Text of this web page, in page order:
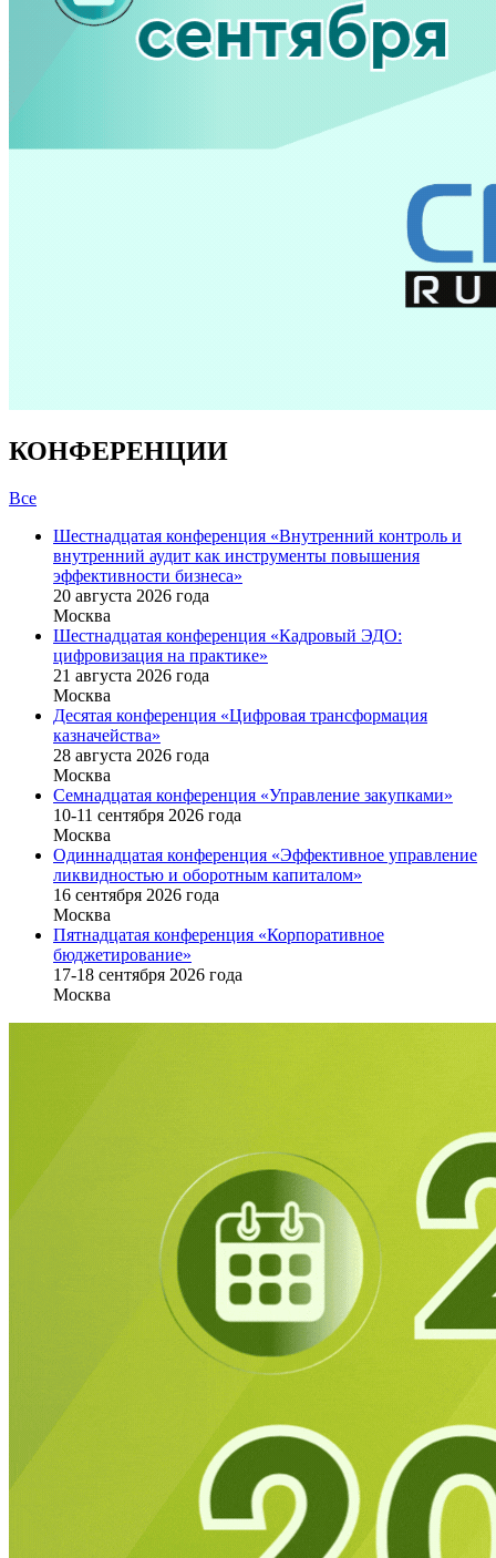
КОНФЕРЕНЦИИ
Все
Шестнадцатая конференция «Внутренний контроль и
внутренний аудит как инструменты повышения
эффективности бизнеса»
20 августа 2026 года
Москва
Шестнадцатая конференция «Кадровый ЭДО:
цифровизация на практике»
21 августа 2026 года
Москва
Десятая конференция «Цифровая трансформация
казначейства»
28 августа 2026 года
Москва
Семнадцатая конференция «Управление закупками»
10-11 сентября 2026 года
Москва
Одиннадцатая конференция «Эффективное управление
ликвидностью и оборотным капиталом»
16 cентября 2026 года
Москва
Пятнадцатая конференция «Корпоративное
бюджетирование»
17-18 сентября 2026 года
Москва